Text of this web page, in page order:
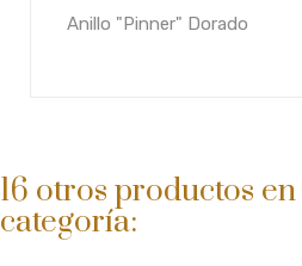
Anillo "Pinner" Dorado
16 otros productos
categoría: